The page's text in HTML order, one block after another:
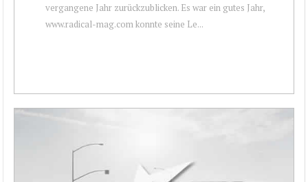
vergangene Jahr zurückzublicken. Es war ein gutes Jahr,
www.radical-mag.com konnte seine Le...